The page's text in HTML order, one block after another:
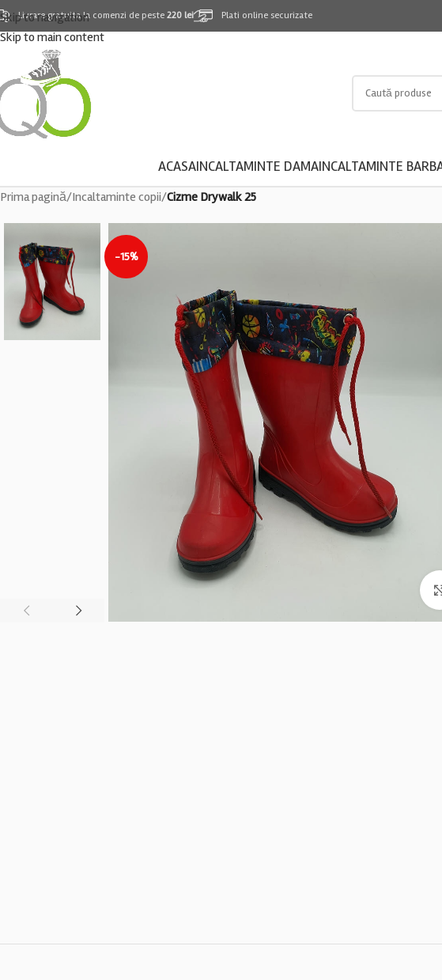
Skip to navigation
Skip to main content
Livrare gratuita la comenzi de peste 220 lei Plati online securizate
ACASAINCALTAMINTE DAMAINCALTAMINTE
Prima pagină/Incaltaminte copii/Cizme Drywalk 25
-15%